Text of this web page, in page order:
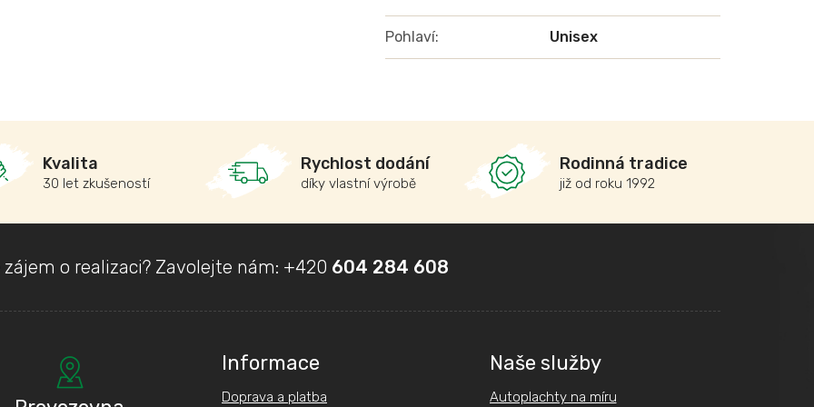
Kvalita
30 let zkušeností
Rychlost dodání
díky vlastní výrobě
Rodinná tradice
již od roku 1992
Pohlaví: Unisex
zájem o realizaci? Zavolejte nám: +420 604 284 608
Informace
Doprava a platba
Naše služby
Autoplachty na míru